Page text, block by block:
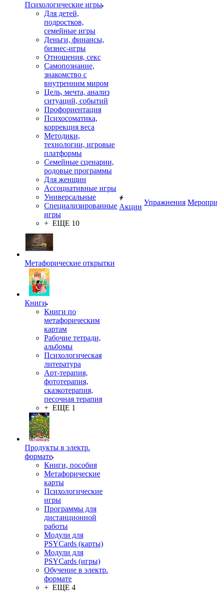
Психологические игры
Для детей,
подростков,
семейные игры
Деньги, финансы,
бизнес-игры
Отношения, секс
Самопознание,
знакомство с
внутренним миром
Цель, мечта, анализ
ситуаций, событий
Профориентация
Психосоматика,
коррекция веса
Методики,
технологии, игровые
платформы
Семейные сценарии,
родовые программы
Для женщин
Ассоциативные игры
Универсальные
Специализированные
игры
+ ЕЩЕ 10
Метафорические открытки
Книги
Книги по
метафорическим
картам
Рабочие тетради,
альбомы
Психологическая
литература
Арт-терапия,
фототерапия,
сказкотерапия,
песочная терапия
+ ЕЩЕ 1
Продукты в электр.
формате
Книги, пособия
Метафорические
карты
Психологические
игры
Программы для
дистанционной
работы
Модули для
PSYCards (карты)
Модули для
PSYCards (игры)
Обучение в электр.
формате
+ ЕЩЕ 4
Акции
Упражнения